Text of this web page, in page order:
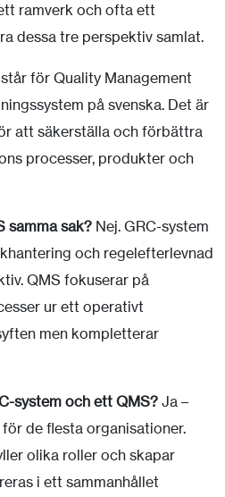
ramverk och ofta ett
dessa tre perspektiv samlat.
för Quality Management
på svenska. Det är
att säkerställa och förbättra
processer, produkter och
samma sak? Nej. GRC-system
och regelefterlevnad
QMS fokuserar på
ur ett operativt
men kompletterar
system och ett QMS? Ja –
de flesta organisationer.
olika roller och skapar
i ett sammanhållet